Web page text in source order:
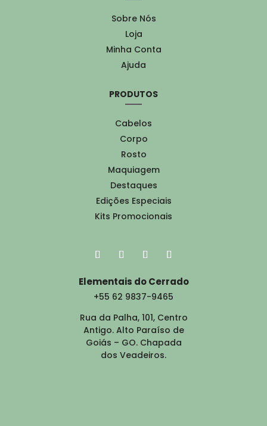
Sobre Nós
Loja
Minha Conta
Ajuda
PRODUTOS
Cabelos
Corpo
Rosto
Maquiagem
Destaques
Edições Especiais
Kits Promocionais
Elementais do Cerrado
+55 62 9837-9465
Rua da Palha, 101, Centro
Antigo. Alto Paraíso de
Goiás – GO. Chapada
dos Veadeiros.